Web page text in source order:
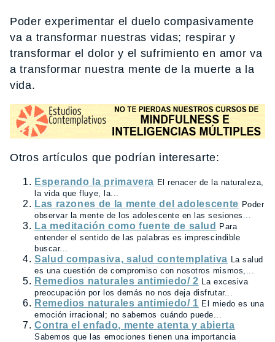
Poder experimentar el duelo compasivamente
va a transformar nuestras vidas; respirar y
transformar el dolor y el sufrimiento en amor va
a transformar nuestra mente de la muerte a la
vida.
Otros artículos que podrían interesarte:
Esperando la primavera El renacer de la naturaleza,
la vida que fluye, la...
Las razones de la mente del adolescente Poder
observar la mente de los adolescente en las sesiones...
La meditación como fuente de salud Para
entender el sentido de las palabras es imprescindible
buscar...
Salud compasiva, salud contemplativa La salud
es una cuestión de compromiso con nosotros mismos,...
Remedios naturales antimiedo/ 2 La excesiva
preocupación por los demás no nos deja disfrutar...
Remedios naturales antimiedo/ 1 El miedo es una
emoción irracional; no sabemos cuándo puede...
Contra el enfado, mente atenta y abierta
Sabemos que las emociones tienen una importancia